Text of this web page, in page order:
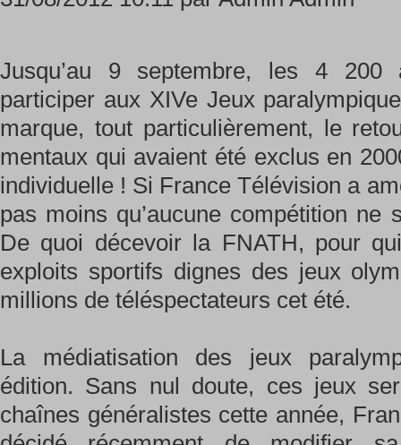
Jusqu’au 9 septembre, les 4 200
participer aux XIVe Jeux
marque, tout particulièrement, le
mentaux qui avaient été exclus en
individuelle ! Si France Télévision a
pas moins qu’aucune compétition ne
De quoi décevoir la FNATH, pour
exploits sportifs dignes des jeux
millions de téléspectateurs cet été.
La médiatisation des jeux
édition. Sans nul doute, ces jeux
chaînes généralistes cette année,